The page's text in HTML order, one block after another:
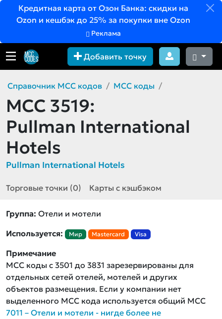
Кредитная карта от Озон Банка: скидки на
Ozon и кешбэк до 25% за покупки вне Ozon
Реклама
Добавить точку
Справочник MCC кодов MCC коды
MCC 3519:
Pullman International
Hotels
Pullman International Hotels
Торговые точки (0) Карты с кэшбэком
Группа: Отели и мотели
Используется:
Мир Mastercard Visa
Примечание
MCC коды с 3501 до 3831 зарезервированы для
отдельных сетей отелей, мотелей и других
объектов размещения. Если у компании нет
выделенного MCC кода используется общий MCC
7011 – Отели и мотели - нигде более не